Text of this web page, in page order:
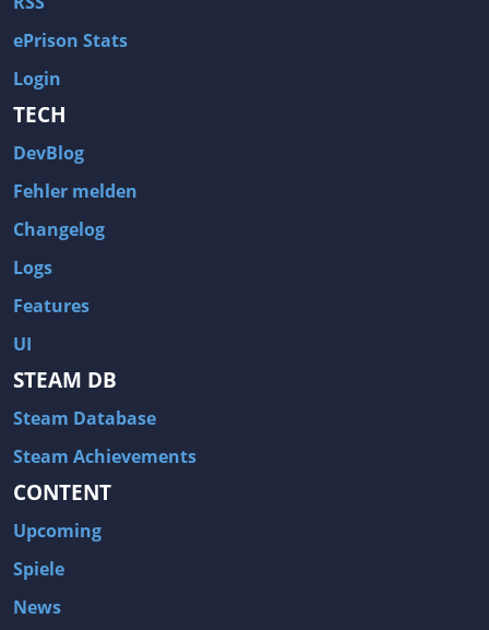
ePrison Stats
Login
TECH
DevBlog
Fehler melden
Changelog
Logs
Features
UI
STEAM DB
Steam Database
Steam Achievements
CONTENT
Upcoming
Spiele
News